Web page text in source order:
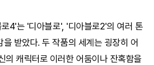
4'는 '디아블로', '디아블로2'의 여러 톤
을 받았다. 두 작품의 세계는 굉장히 어
의 캐릭터로 이러한 어둠이나 잔혹함을